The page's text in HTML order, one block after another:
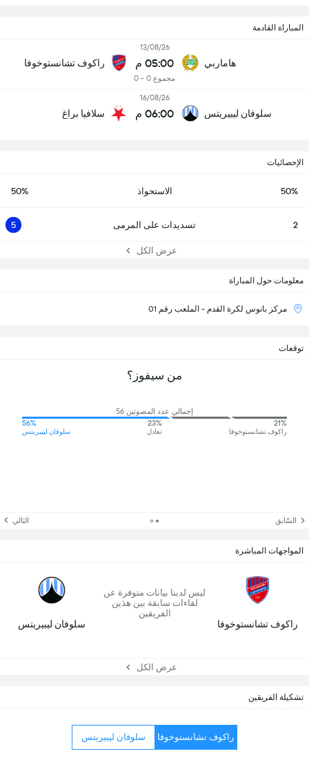
المباراة القادمة
هاماربي
13/08/26
05:00 م
مجموع 0 - 0
راكوف تشانستوخوفا
سلوفان ليبيريتس
16/08/26
06:00 م سلافيا براغ
الإحصائيات
50% الاستحواذ 50%
2 تسديدات على المرمى 5
عرض الكل
تشكيلة الفريقين
راكوف تشانستوخوفا سلوفان ليبيريتس
معلومات حول المباراة
مركز بانوس لكرة القدم - الملعب رقم 01
توقعات
من سيفوز؟
إجمالي عدد المصوتين 56
21%
راكوف تشانستوخوفا
23%
تعادل
56%
سلوفان ليبيريتس
السّابق التالي
المواجهات المباشرة
راكوف تشانستوخوفا
ليس لدينا بيانات متوفرة عن
لقاءات سابقة بين هذين
الفريقين
سلوفان ليبيريتس
عرض الكل